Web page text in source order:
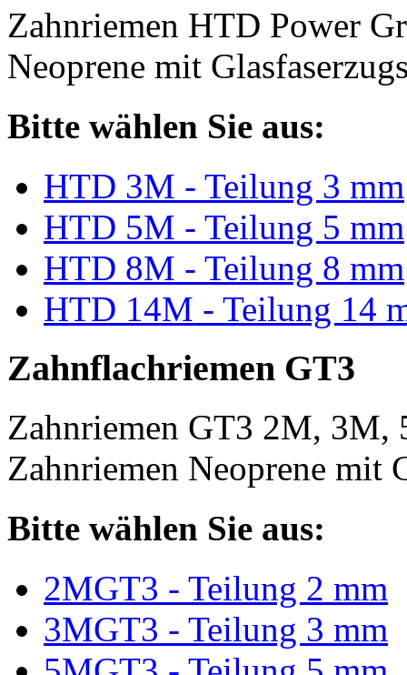
Zahnriemen HTD Power
Neoprene mit
Bitte wählen Sie aus:
HTD 3M - Teilung 3 mm
HTD 5M - Teilung 5 mm
HTD 8M - Teilung 8 mm
HTD 14M - Teilung 14
Zahnflachriemen GT3
Zahnriemen GT3 2M, 3M,
Zahnriemen Neoprene mit
Bitte wählen Sie aus:
2MGT3 - Teilung 2 mm
3MGT3 - Teilung 3 mm